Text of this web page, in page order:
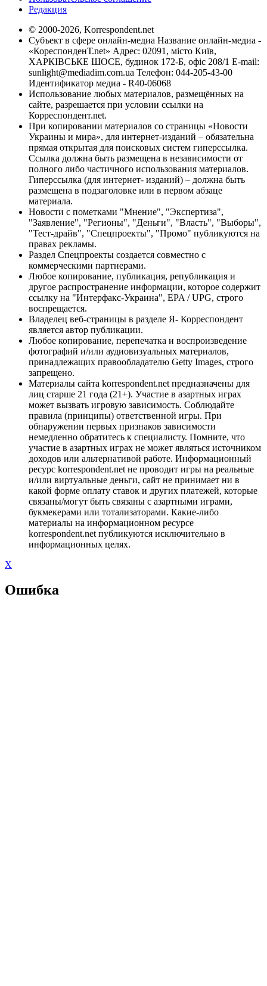
Редакция
© 2000-2026, Korrespondent.net
Субъект в сфере онлайн-медиа Название онлайн-медиа -
«КореспонденТ.net» Адрес: 02091, місто Київ,
ХАРКІВСЬКЕ ШОСЕ, будинок 172-Б, офіс 208/1 E-mail:
sunlight@mediadim.com.ua Телефон: 044-205-43-00
Идентификатор медиа - R40-06068
Использование любых материалов, размещённых на
сайте, разрешается при условии ссылки на
Корреспондент.net.
При копировании материалов со страницы «Новости
Украины и мира», для интернет-изданий – обязательна
прямая открытая для поисковых систем гиперссылка.
Ссылка должна быть размещена в независимости от
полного либо частичного использования материалов.
Гиперссылка (для интернет- изданий) – должна быть
размещена в подзаголовке или в первом абзаце
материала.
Новости с пометками "Мнение", "Экспертиза",
"Заявление", "Регионы", "Деньги", "Власть", "Выборы",
"Тест-драйв", "Спецпроекты", "Промо" публикуются на
правах рекламы.
Раздел Спецпроекты создается совместно с
коммерческими партнерами.
Любое копирование, публикация, републикация и
другое распространение информации, которое содержит
ссылку на "Интерфакс-Украина", EPA / UPG, строго
воспрещается.
Владелец веб-страницы в разделе Я- Корреспондент
является автор публикации.
Любое копирование, перепечатка и воспроизведение
фотографий и/или аудиовизуальных материалов,
принадлежащих правообладателю Getty Images, строго
запрещено.
Материалы сайта korrespondent.net предназначены для
лиц старше 21 года (21+). Участие в азартных играх
может вызвать игровую зависимость. Соблюдайте
правила (принципы) ответственной игры. При
обнаружении первых признаков зависимости
немедленно обратитесь к специалисту. Помните, что
участие в азартных играх не может являться источником
доходов или альтернативой работе. Информационный
ресурс korrespondent.net не проводит игры на реальные
и/или виртуальные деньги, сайт не принимает ни в
какой форме оплату ставок и других платежей, которые
связаны/могут быть связаны с азартными играми,
букмекерами или тотализаторами. Какие-либо
материалы на информационном ресурсе
korrespondent.net публикуются исключительно в
информационных целях.
X
Ошибка